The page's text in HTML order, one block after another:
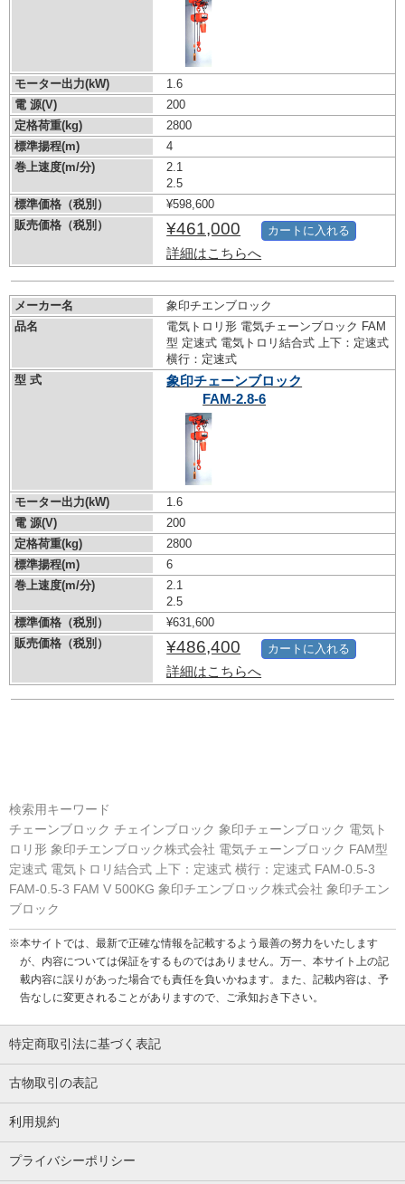
モーター出力(kW)
1.6
電 源(V)
200
定格荷重(kg)
2800
標準揚程(m)
4
巻上速度(m/分)
2.1
2.5
標準価格（税別）
¥598,600
販売価格（税別）
¥461,000
詳細はこちらへ
カートに入れる
メーカー名
象印チエンブロック
品名
電気トロリ形 電気チェーンブロック FAM
型 定速式 電気トロリ結合式 上下：定速式
横行：定速式
型 式
象印チェーンブロック
FAM-2.8-6
モーター出力(kW)
1.6
電 源(V)
200
定格荷重(kg)
2800
標準揚程(m)
6
巻上速度(m/分)
2.1
2.5
標準価格（税別）
¥631,600
販売価格（税別）
¥486,400
詳細はこちらへ
カートに入れる
検索用キーワード
チェーンブロック チェインブロック 象印チェーンブロック 電気ト
ロリ形 象印チエンブロック株式会社 電気チェーンブロック FAM型
定速式 電気トロリ結合式 上下：定速式 横行：定速式 FAM-0.5-3
FAM-0.5-3 FAM V 500KG 象印チエンブロック株式会社 象印チエン
ブロック
※本サイトでは、最新で正確な情報を記載するよう最善の努力をいたします
が、内容については保証をするものではありません。万一、本サイト上の記
載内容に誤りがあった場合でも責任を負いかねます。また、記載内容は、予
告なしに変更されることがありますので、ご承知おき下さい。
特定商取引法に基づく表記
古物取引の表記
利用規約
プライバシーポリシー